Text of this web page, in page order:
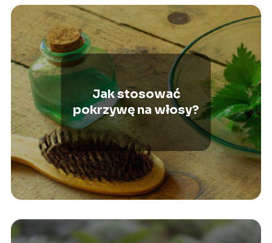
Jak stosować
pokrzywę na włosy?